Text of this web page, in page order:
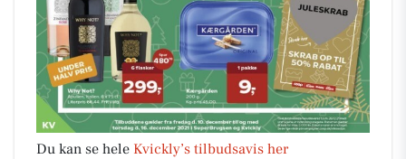
Du kan se hele Kvickly’s tilbudsavis her